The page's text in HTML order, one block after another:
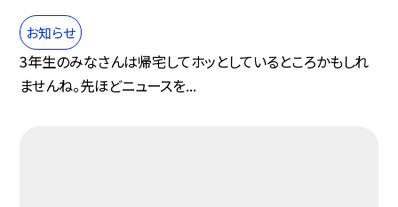
お知らせ
3年生のみなさんは帰宅してホッとしているところかもしれ
ませんね。先ほどニュースを...